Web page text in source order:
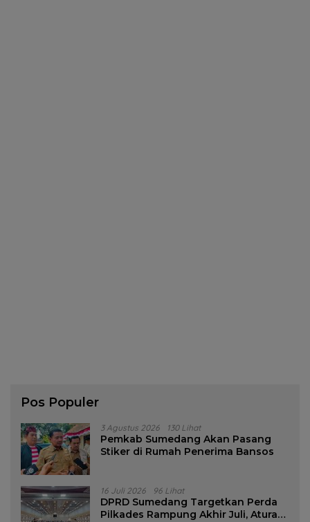
Pos Populer
3 Agustus 2026 130 Lihat
Pemkab Sumedang Akan Pasang
Stiker di Rumah Penerima Bansos
16 Juli 2026 96 Lihat
DPRD Sumedang Targetkan Perda
Pilkades Rampung Akhir Juli, Aturan